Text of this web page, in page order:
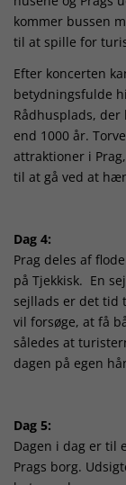
kommer bussen
til at spille for
Efter koncerten
betydningsfulde
Rådhusplads,
end 1000 år.
attraktioner i
til at gå ved at
Dag 4:
Prag deles af
på Tjekkisk. En
sejllads er det tid
vil forsøge, at få
således at
dagen på egen
Dag 5:
Dagen i dag er til
Prags borg.